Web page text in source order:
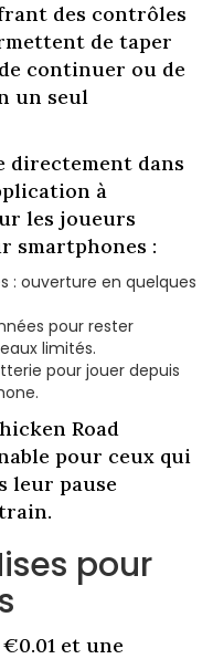
des contrôles
de taper
continuer ou de
un seul
directement dans
à
les joueurs
smartphones :
: ouverture en quelques
pour rester
limités.
pour jouer depuis
Road
pour ceux qui
leur pause
pour
et une